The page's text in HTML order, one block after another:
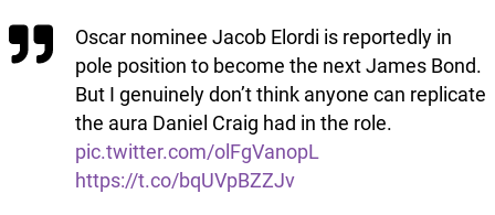
Oscar nominee Jacob Elordi is reportedly in
pole position to become the next James Bond.
But I genuinely don’t think anyone can replicate
the aura Daniel Craig had in the role.
pic.twitter.com/olFgVanopL
https://t.co/bqUVpBZZJv